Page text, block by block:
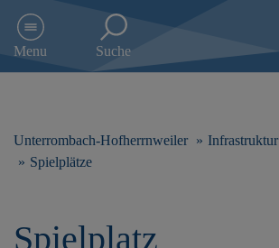
e
Menu Suche
Unterrombach-Hofherrnweiler
Infrastruktur
Spielplätze
Spielplatz